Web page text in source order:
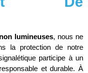
lumineuses, nous ne
la protection de notre
participe à un
et durable. À